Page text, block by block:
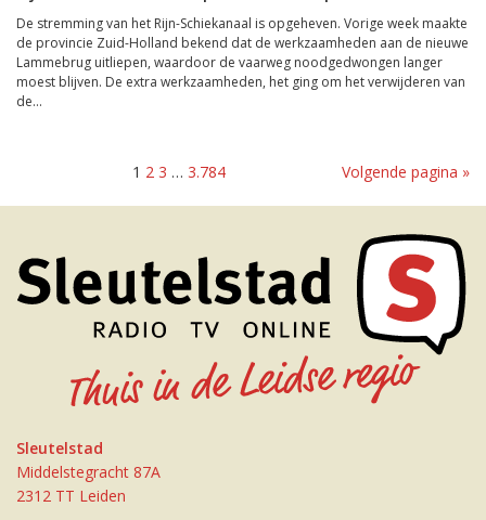
De stremming van het Rijn-Schiekanaal is opgeheven. Vorige week maakte
de provincie Zuid-Holland bekend dat de werkzaamheden aan de nieuwe
Lammebrug uitliepen, waardoor de vaarweg noodgedwongen langer
moest blijven. De extra werkzaamheden, het ging om het verwijderen van
de...
1 2 3 … 3.784 Volgende pagina »
Sleutelstad
Middelstegracht 87A
2312 TT Leiden